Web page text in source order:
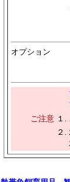
オプション
ご注意 １.
２.